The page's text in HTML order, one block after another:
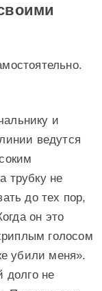
и
ведутся
трубку не
до тех пор,
он это
голосом
убили меня».
долго не